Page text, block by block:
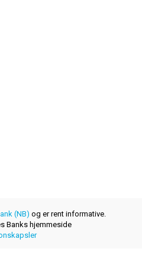
(NB) og er rent informative.
Banks hjemmeside